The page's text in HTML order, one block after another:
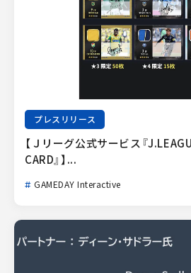
プレスリリース
【Ｊリーグ公式サービス『
CARD』】...
GAMEDAY Interactive